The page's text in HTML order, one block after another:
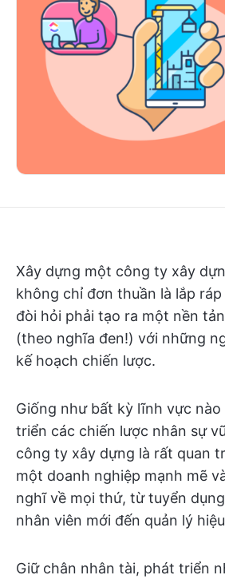
Xây dựng một công ty xây
không chỉ đơn thuần là lắp
đòi hỏi phải tạo ra một nền
(theo nghĩa đen!) với những
kế hoạch chiến lược.
Giống như bất kỳ lĩnh vực
triển các chiến lược nhân sự
công ty xây dựng là rất quan
một doanh nghiệp mạnh mẽ
nghĩ về mọi thứ, từ tuyển
nhân viên mới đến quản lý
Giữ chân nhân tài, phát triển